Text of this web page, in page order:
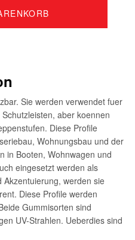
Sie werden verwendet fuer
aber koennen
Diese Profile
Wohnungsbau und der
in Booten, Wohnwagen und
eingesetzt werden als
Akzentuierung, werden sie
Diese Profile werden
Gummisorten sind
UV-Strahlen. Ueberdies sind